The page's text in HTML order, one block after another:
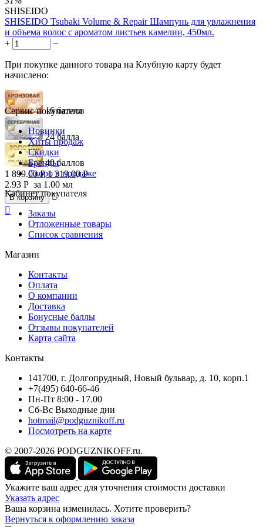
SHISEIDO
SHISEIDO Tsubaki Volume & Repair Шампунь для увлажнения
и объема волос с ароматом листьев камелии, 450мл.
+
−
При покупке данного товара на Клубную карту будет
начислено:
16 баллов
24 балла
40 баллов
1 899.00 Р 1 319.00 Р
2.93 Р за 1.00 мл
В корзину


Сервис покупателя
Новинки
Хиты продаж
Скидки
Бренды
Скоро в продаже
Кабинет покупателя
Заказы
Отложенные товары
Список сравнения
Магазин
Контакты
Оплата
О компании
Доставка
Бонусные баллы
Отзывы покупателей
Карта сайта
Контакты
141700, г. Долгопрудный, Новый бульвар, д. 10, корп.1
+7(495) 640-66-46
Пн-Пт 8:00 - 17.00
Сб-Вс Выходные дни
hotmail@podguznikoff.ru
Посмотреть на карте
© 2007-2026 PODGUZNIKOFF.ru.
Укажите ваш адрес для уточнения стоимости доставки
Указать адрес
Ваша корзина изменилась. Хотите проверить?
Вернуться к оформлению заказа